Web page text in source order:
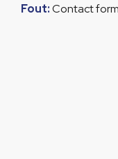
Fout:Contact